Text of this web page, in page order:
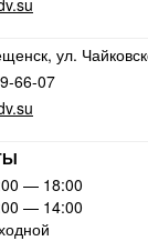
ул.
66-07
— 18:00
— 14:00